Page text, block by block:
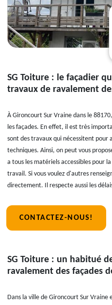
SG Toiture : le façadier
travaux de ravalement
À Gironcourt Sur Vraine dans le
les façades. En effet, il est très
sont des travaux qui nécessitent pour
techniques. Ainsi, on peut vous
a tous les matériels accessibles pour
travail. Si vous voulez d'autres
directement. Il respecte aussi les
CONTACTEZ-NOUS!
SG Toiture : un habitué
ravalement des façades
Dans la ville de Gironcourt Sur Vraine